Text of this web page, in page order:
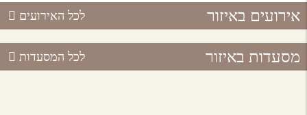
אירועים באיזור לכל האירועים
מסעדות באיזור לכל המסעדות